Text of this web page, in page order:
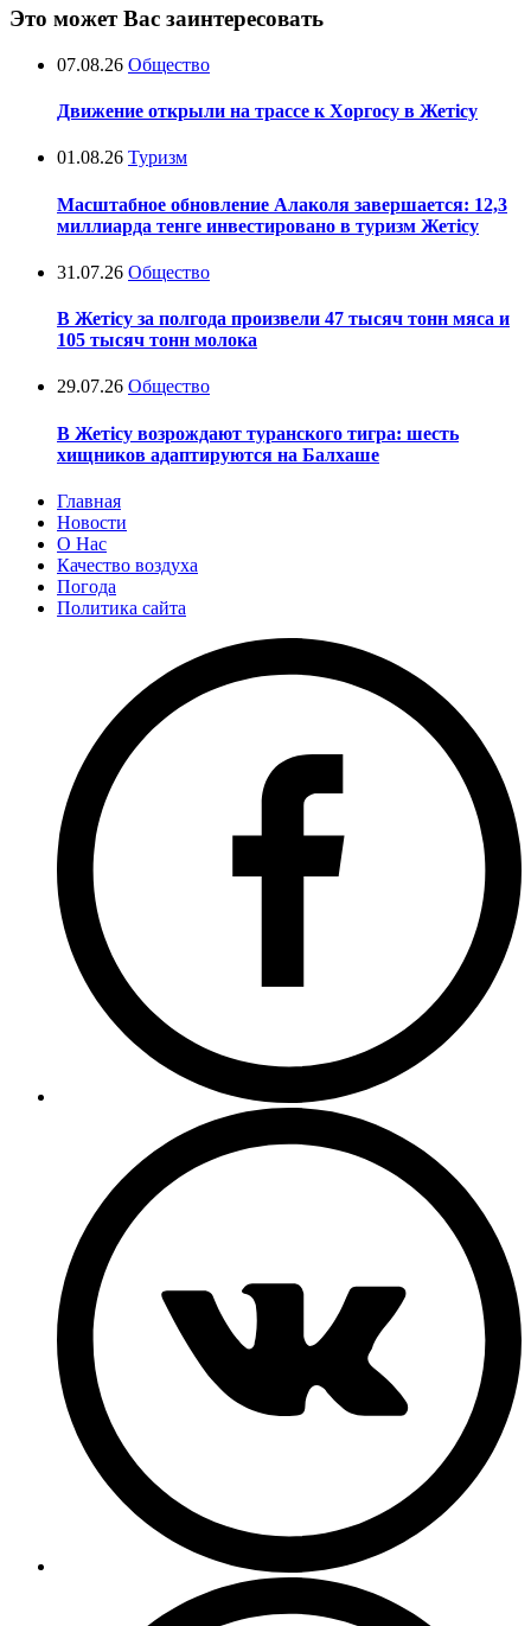
Это может Вас заинтересовать
07.08.26 Общество
Движение открыли на трассе к Хоргосу в Жетісу
01.08.26 Туризм
Масштабное обновление Алаколя завершается: 12,3
миллиарда тенге инвестировано в туризм Жетісу
31.07.26 Общество
В Жетісу за полгода произвели 47 тысяч тонн мяса и
105 тысяч тонн молока
29.07.26 Общество
В Жетісу возрождают туранского тигра: шесть
хищников адаптируются на Балхаше
Главная
Новости
О Нас
Качество воздуха
Погода
Политика сайта